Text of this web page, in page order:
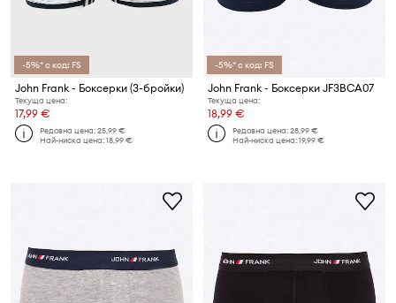
-5%* с код: FS
John Frank - Боксерки (3-бройки)
Текуща цена:
17,99 €
Редовна цена:25,99 €
Най-ниска цена:18,99 €
-5%* с код: FS
John Frank - Боксерки JF3BCA07
Текуща цена:
18,99 €
Редовна цена:28,99 €
Най-ниска цена:19,99 €